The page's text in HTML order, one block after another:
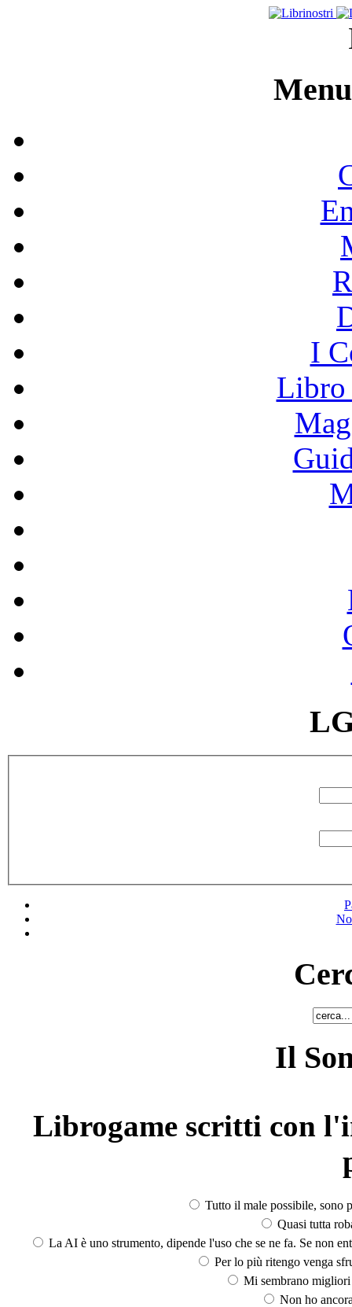
I
Libro
Il
Librogame scritti con
Tutto il male possibile, sono
Quasi tutta
La AI è uno strumento, dipende l'uso che se ne fa. Se non
Per lo più ritengo venga
Mi sembrano
Non ho